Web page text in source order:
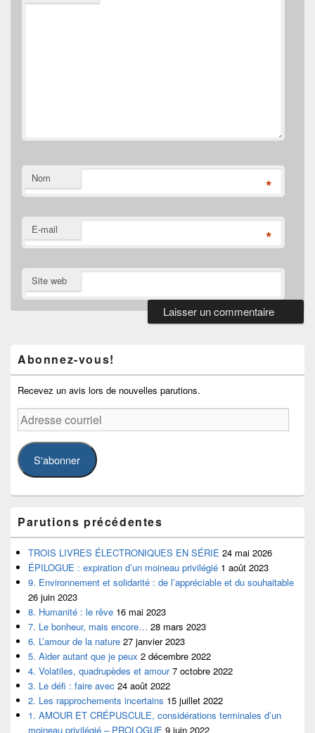
Nom *
E-mail *
Site web
widget
pour
latérale
Abonnez-vous!
Recevez un avis lors de nouvelles parutions.
Adresse
courriel
S'abonner
Parutions précédentes
TROIS LIVRES ÉLECTRONIQUES EN SÉRIE 24 mai 2026
ÉPILOGUE : expiration d’un moineau privilégié 1 août 2023
9. Environnement et solidarité : de l’appréciable et du souhaitable
26 juin 2023
8. Humanité : le rêve 16 mai 2023
7. Le bonheur, mais encore… 28 mars 2023
6. L’amour de la nature 27 janvier 2023
5. Aider autant que je peux 2 décembre 2022
4. Volatiles, quadrupèdes et amour 7 octobre 2022
3. Le défi : faire avec 24 août 2022
2. Les rapprochements incertains 15 juillet 2022
1. AMOUR ET CRÉPUSCULE, considérations terminales d’un
moineau privilégié – PROLOGUE 9 juin 2022